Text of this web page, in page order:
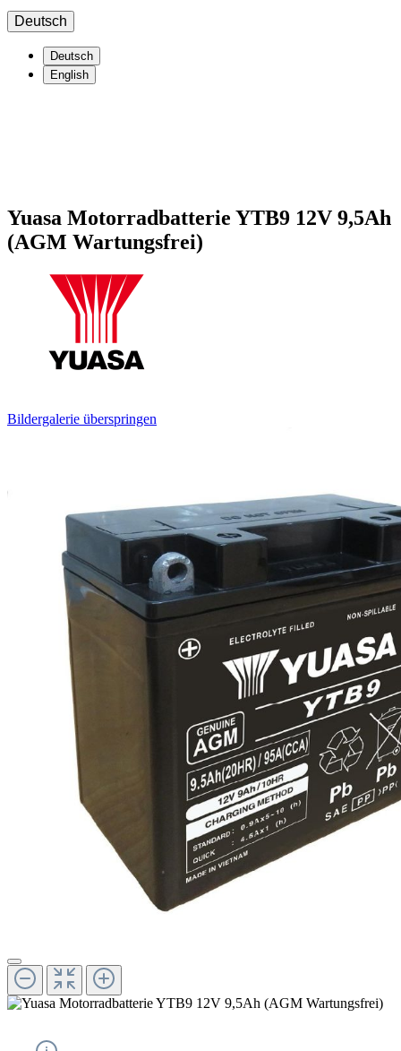
Deutsch
Deutsch
English
Yuasa Motorradbatterie YTB9 12V 9,5Ah
(AGM Wartungsfrei)
Bildergalerie überspringen